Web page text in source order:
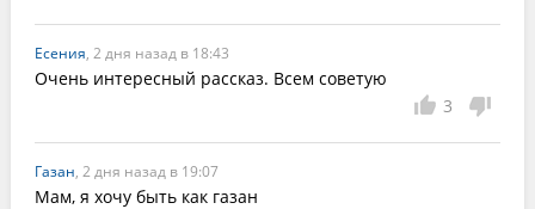
Есения, 2 дня назад в 18:43
Очень интересный рассказ. Всем советую
3
Газан, 2 дня назад в 19:07
Мам, я хочу быть как газан